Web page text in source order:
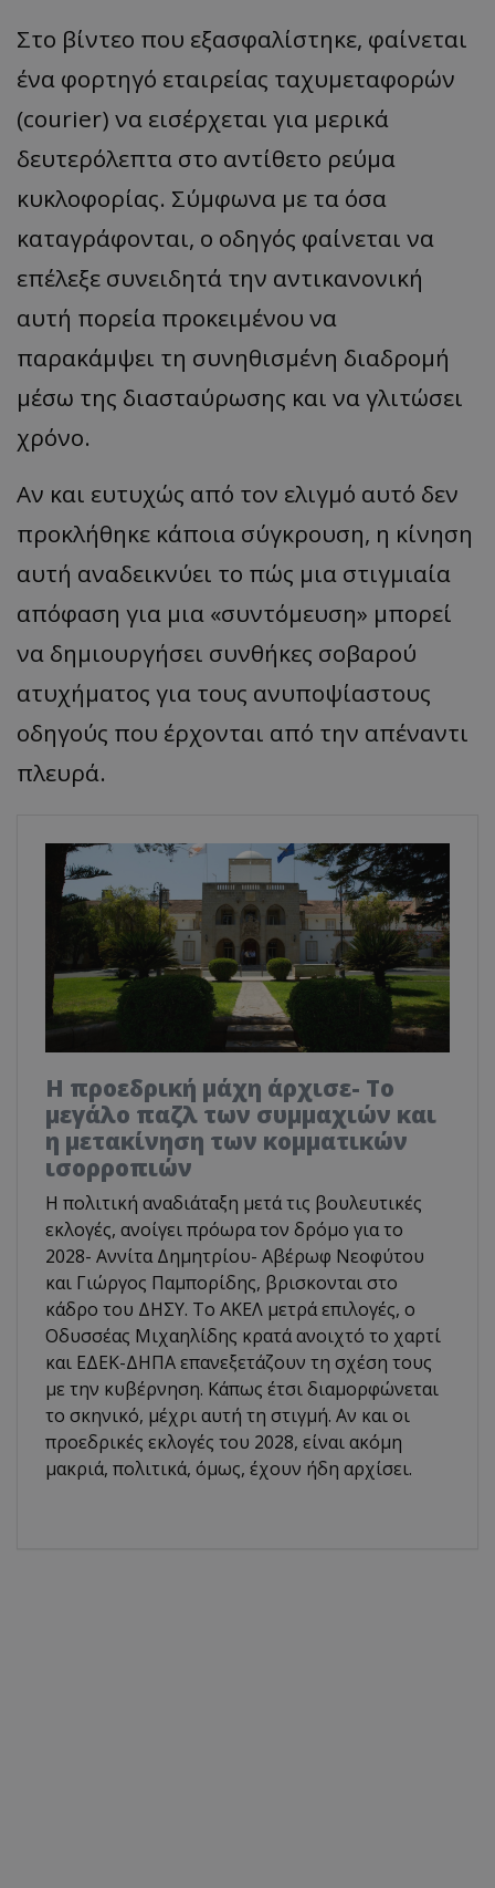
Στο βίντεο που εξασφαλίστηκε, φαίνεται
ένα φορτηγό εταιρείας ταχυμεταφορών
(courier) να εισέρχεται για μερικά
δευτερόλεπτα στο αντίθετο ρεύμα
κυκλοφορίας. Σύμφωνα με τα όσα
καταγράφονται, ο οδηγός φαίνεται να
επέλεξε συνειδητά την αντικανονική
αυτή πορεία προκειμένου να
παρακάμψει τη συνηθισμένη διαδρομή
μέσω της διασταύρωσης και να γλιτώσει
χρόνο.
Αν και ευτυχώς από τον ελιγμό αυτό δεν
προκλήθηκε κάποια σύγκρουση, η κίνηση
αυτή αναδεικνύει το πώς μια στιγμιαία
απόφαση για μια «συντόμευση» μπορεί
να δημιουργήσει συνθήκες σοβαρού
ατυχήματος για τους ανυποψίαστους
οδηγούς που έρχονται από την απέναντι
πλευρά.
Η προεδρική μάχη άρχισε- Το
μεγάλο παζλ των συμμαχιών και
η μετακίνηση των κομματικών
ισορροπιών
Η πολιτική αναδιάταξη μετά τις βουλευτικές
εκλογές, ανοίγει πρόωρα τον δρόμο για το
2028- Αννίτα Δημητρίου- Αβέρωφ Νεοφύτου
και Γιώργος Παμπορίδης, βρισκονται στο
κάδρο του ΔΗΣΥ. Το ΑΚΕΛ μετρά επιλογές, ο
Οδυσσέας Μιχαηλίδης κρατά ανοιχτό το χαρτί
και ΕΔΕΚ-ΔΗΠΑ επανεξετάζουν τη σχέση τους
με την κυβέρνηση. Κάπως έτσι διαμορφώνεται
το σκηνικό, μέχρι αυτή τη στιγμή. Αν και οι
προεδρικές εκλογές του 2028, είναι ακόμη
μακριά, πολιτικά, όμως, έχουν ήδη αρχίσει.